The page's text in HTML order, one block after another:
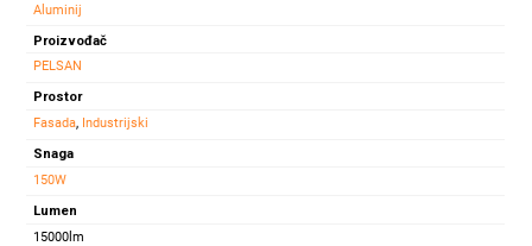
Aluminij
Proizvođač
PELSAN
Prostor
Fasada, Industrijski
Snaga
150W
Lumen
15000lm